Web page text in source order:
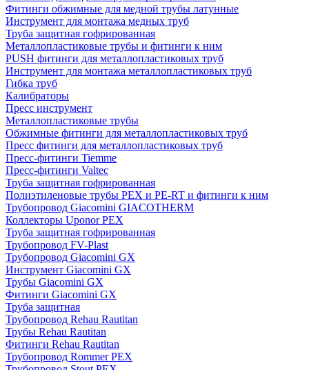
Фитинги обжимные для медной трубы латунные
Инструмент для монтажа медных труб
Труба защитная гофрированная
Металлопластиковые трубы и фитинги к ним
PUSH фитинги для металлопластиковых труб
Инструмент для монтажа металлопластиковых труб
Гибка труб
Калибраторы
Пресс инструмент
Металлопластиковые трубы
Обжимные фитинги для металлопластиковых труб
Пресс фитинги для металлопластиковых труб
Пресс-фитинги Tiemme
Пресс-фитинги Valtec
Труба защитная гофрированная
Полиэтиленовые трубы PEX и PE-RT и фитинги к ним
Трубопровод Giacomini GIACOTHERM
Коллекторы Uponor PEX
Труба защитная гофрированная
Трубопровод FV-Plast
Трубопровод Giacomini GX
Инструмент Giacomini GX
Трубы Giacomini GX
Фитинги Giacomini GX
Труба защитная
Трубопровод Rehau Rautitan
Трубы Rehau Rautitan
Фитинги Rehau Rautitan
Трубопровод Rommer PEX